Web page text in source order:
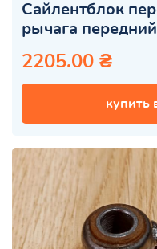
Сайлентблок
рычага
2205.00 ₴
купить